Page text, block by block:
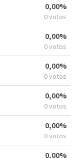
0,00%
0 votos
0,00%
0 votos
0,00%
0 votos
0,00%
0 votos
0,00%
0 votos
0,00%